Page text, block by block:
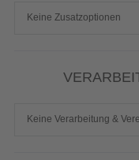
Keine Zusatzoptionen
Keine Verarbeitung &